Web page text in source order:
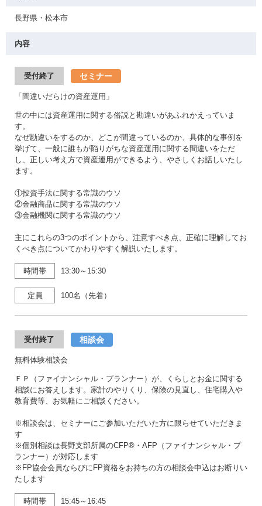
長野県・松本市
内容
受付終了 セミナー
「間違いだらけの資産運用」
世の中には資産運用に関する俗説と勘違いがあふれかえっていま
す。
なぜ勘違いをするのか、どこが間違っているのか、具体的な事例を
挙げて、一般に誰もが陥りがちな資産運用に関する間違いをただ
し、正しい考え方で資産運用ができるよう、やさしくお話しいたし
ます。
①投資手法に関する常識のウソ
②金融商品に関する常識のウソ
③金融機関に関する常識のウソ
主にこれらの3つのポイントから、注意すべき点、正確に理解してお
くべき点についてかわりやすく解説いたします。
時間帯 13:30～15:30
定員 100名（先着）
受付終了 相談会
無料体験相談会
ＦＰ（ファイナンシャル・プランナー）が、くらしとお金に関する
相談にお答えします。家計のやりくり、保険の見直し、住宅購入や
教育費等、お気軽にご相談ください。
※相談会は、セミナーにご参加いただいた方に限らせていただきま
す
※個別相談は長野支部所属のCFP®・AFP（ファイナンシャル・プ
ランナー）が対応します
※FP協会会員ならびにFP資格をお持ちの方の相談会申込はお断りい
たします
時間帯 15:45～16:45